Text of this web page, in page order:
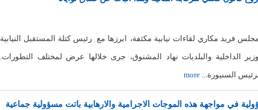
فريد مكاري لقاءات نيابية مكثفة، ابرزها مع رئيس كتلة المستقبل النيابية
الداخلية والبلديات نهاد المشنوق، جرى خلالها عرض لمختلف التطورات.
السنيورة...more
في مواجهة هذه الموجات الاجرامية والارهابية باتت مسؤولية جماعية